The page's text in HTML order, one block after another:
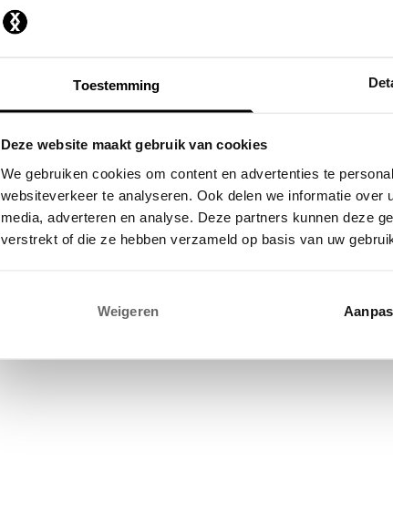
Toestemming
Deze website maakt gebruik van cookies
We gebruiken cookies om content en advertenties te
websiteverkeer te analyseren. Ook delen we informatie
media, adverteren en analyse. Deze partners kunnen deze
verstrekt of die ze hebben verzameld op basis van uw
Weigeren